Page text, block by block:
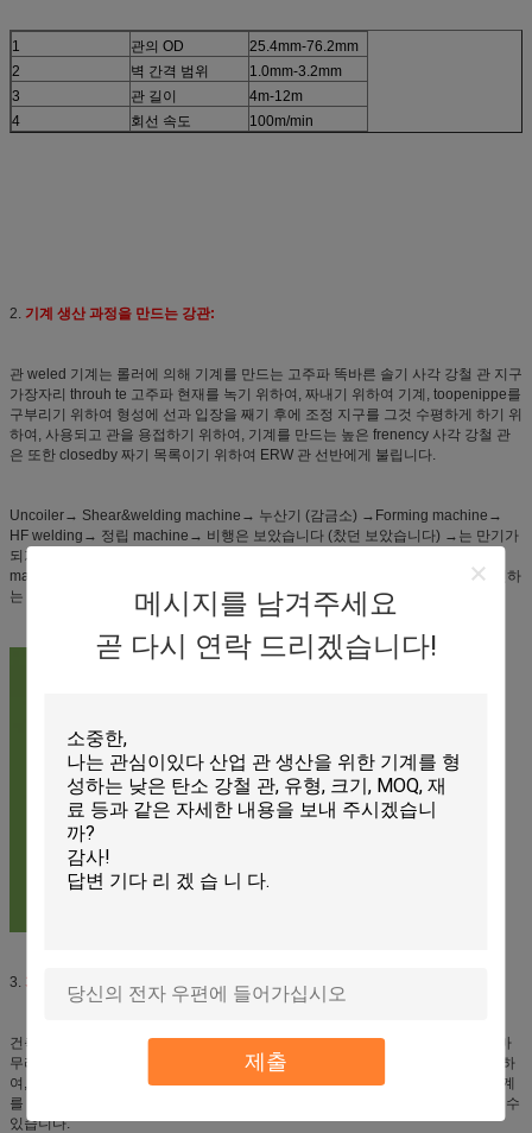
메시지를 남겨주세요
곧 다시 연락 드리겠습니다!
제출
1 관의 OD
25.4mm-76.2mm
2
벽 간격 범위
1.0mm-3.2mm
3
관 길이
4m-12m
4
회선 속도 100m/min
2. 기계 생산 과정을 만드는 강관:
관 weled 기계는 롤러에 의해 기계를 만드는 고주파 똑바른 솔기 사각 강철 관 지구
가장자리 throuh te 고주파 현재를 녹기 위하여, 짜내기 위하여 기계, toopenippe를
구부리기 위하여 형성에 선과 입장을 째기 후에 조정 지구를 그것 수평하게 하기 위
하여, 사용되고 관을 용접하기 위하여, 기계를 만드는 높은 frenency 사각 강철 관
은 또한 closedby 짜기 목록이기 위하여 ERW 관 선반에게 불립니다.
Uncoiler→ Shear&welding machine→ 누산기 (감금소) →Forming machine→
HF welding→ 정립 machine→ 비행은 보았습니다 (찼던 보았습니다) →는 만기가
되기 위하여 machine→hydro 테스트 machine→ 끝을
machine→Marking→Painting→weight→packing machine→UT 테스트를 직면하
는 table→straighten
3. 기계 적용을 하는 강관의 적요:
건축 관, 정밀도 관, 자동 관, 담, 열교환기, 가구 관, 압력 관 생산에서, 적당한 끝마
무리 장비와 더불어 널리 이용되는 온갖 강철 관, 단면도, 등을 또한 생성하기 위하
여, 고주파 용접공 및 롤러를 사용하여 강철 관 제조 선의 알려지는 것과 같이 기계
를 만드는 강관은 또한, 기계 가능한 API 관, 가스 수송 및 고수준 관을 등 생성할 수
있습니다.